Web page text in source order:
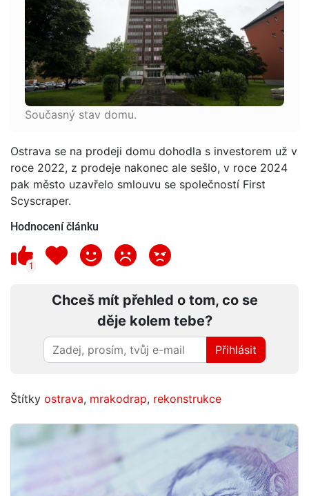
Současný stav domu.
Ostrava se na prodeji domu dohodla s investorem už v
roce 2022, z prodeje nakonec ale sešlo, v roce 2024
pak město uzavřelo smlouvu se společností First
Scyscraper.
Hodnocení článku
1
Chceš mít přehled o tom, co se
děje kolem tebe?
Přihlásit
Štítky ostrava, mrakodrap, rekonstrukce